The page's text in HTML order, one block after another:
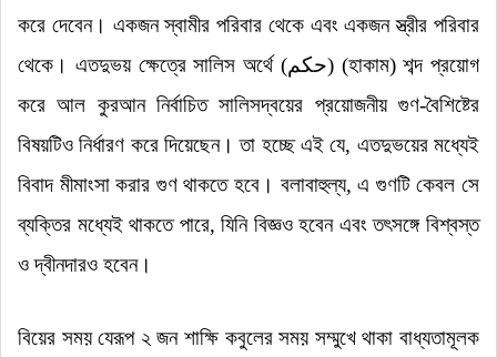
করে দেবেন। একজন স্বামীর পরিবার থেকে এবং একজন স্ত্রীর পরিবার
থেকে। এতদুভয় ক্ষেত্রে সালিস অর্থে (حكم) (হাকাম) শব্দ প্রয়োগ
করে আল কুরআন নির্বাচিত সালিসদ্বয়ের প্রয়োজনীয় গুণ-বৈশিষ্টের
বিষয়টিও নির্ধারণ করে দিয়েছেন। তা হচ্ছে এই যে, এতদুভয়ের মধ্যেই
বিবাদ মীমাংসা করার গুণ থাকতে হবে। বলাবাহুল্য, এ গুণটি কেবল সে
ব্যক্তির মধ্যেই থাকতে পারে, যিনি বিজ্ঞও হবেন এবং তৎসঙ্গে বিশ্বস্ত
ও দ্বীনদারও হবেন।
বিয়ের সময় যেরূপ ২ জন শাক্ষি কবুলের সময় সম্মুখে থাকা বাধ্যতামূলক